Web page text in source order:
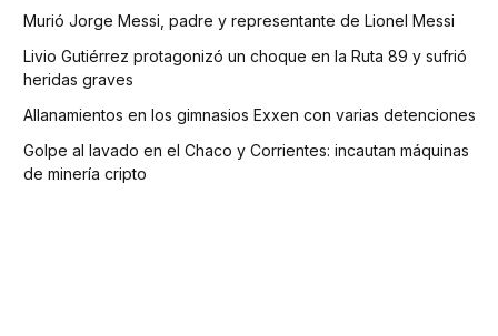
Murió Jorge Messi, padre y representante de Lionel Messi
Livio Gutiérrez protagonizó un choque en la Ruta 89 y sufrió
heridas graves
Allanamientos en los gimnasios Exxen con varias detenciones
Golpe al lavado en el Chaco y Corrientes: incautan máquinas
de minería cripto